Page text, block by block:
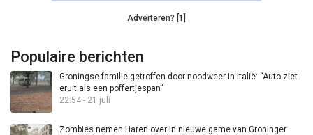
Adverteren? [1]
Populaire berichten
Groningse familie getroffen door noodweer in Italië: “Auto ziet
eruit als een poffertjespan”
22:54 - 21 juli
Zombies nemen Haren over in nieuwe game van Groninger